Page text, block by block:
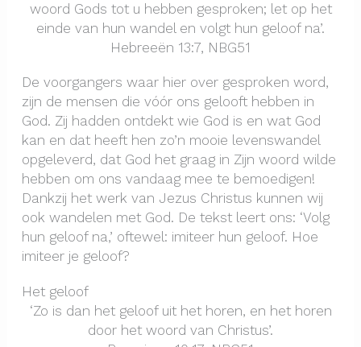
woord Gods tot u hebben gesproken; let op het
einde van hun wandel en volgt hun geloof na’.
Hebreeën 13:7, NBG51
De voorgangers waar hier over gesproken word,
zijn de mensen die vóór ons gelooft hebben in
God. Zij hadden ontdekt wie God is en wat God
kan en dat heeft hen zo’n mooie levenswandel
opgeleverd, dat God het graag in Zijn woord wilde
hebben om ons vandaag mee te bemoedigen!
Dankzij het werk van Jezus Christus kunnen wij
ook wandelen met God. De tekst leert ons: ‘Volg
hun geloof na,’ oftewel: imiteer hun geloof. Hoe
imiteer je geloof?
Het geloof
‘Zo is dan het geloof uit het horen, en het horen
door het woord van Christus’.